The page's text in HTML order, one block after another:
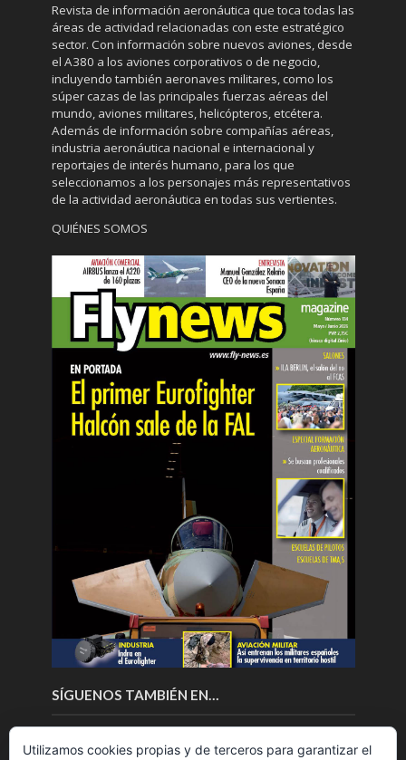
Revista de información aeronáutica que toca todas las
áreas de actividad relacionadas con este estratégico
sector. Con información sobre nuevos aviones, desde
el A380 a los aviones corporativos o de negocio,
incluyendo también aeronaves militares, como los
súper cazas de las principales fuerzas aéreas del
mundo, aviones militares, helicópteros, etcétera.
Además de información sobre compañías aéreas,
industria aeronáutica nacional e internacional y
reportajes de interés humano, para los que
seleccionamos a los personajes más representativos
de la actividad aeronáutica en todas sus vertientes.
QUIÉNES SOMOS
SÍGUENOS TAMBIÉN EN…
Utilizamos cookies propias y de terceros para garantizar el